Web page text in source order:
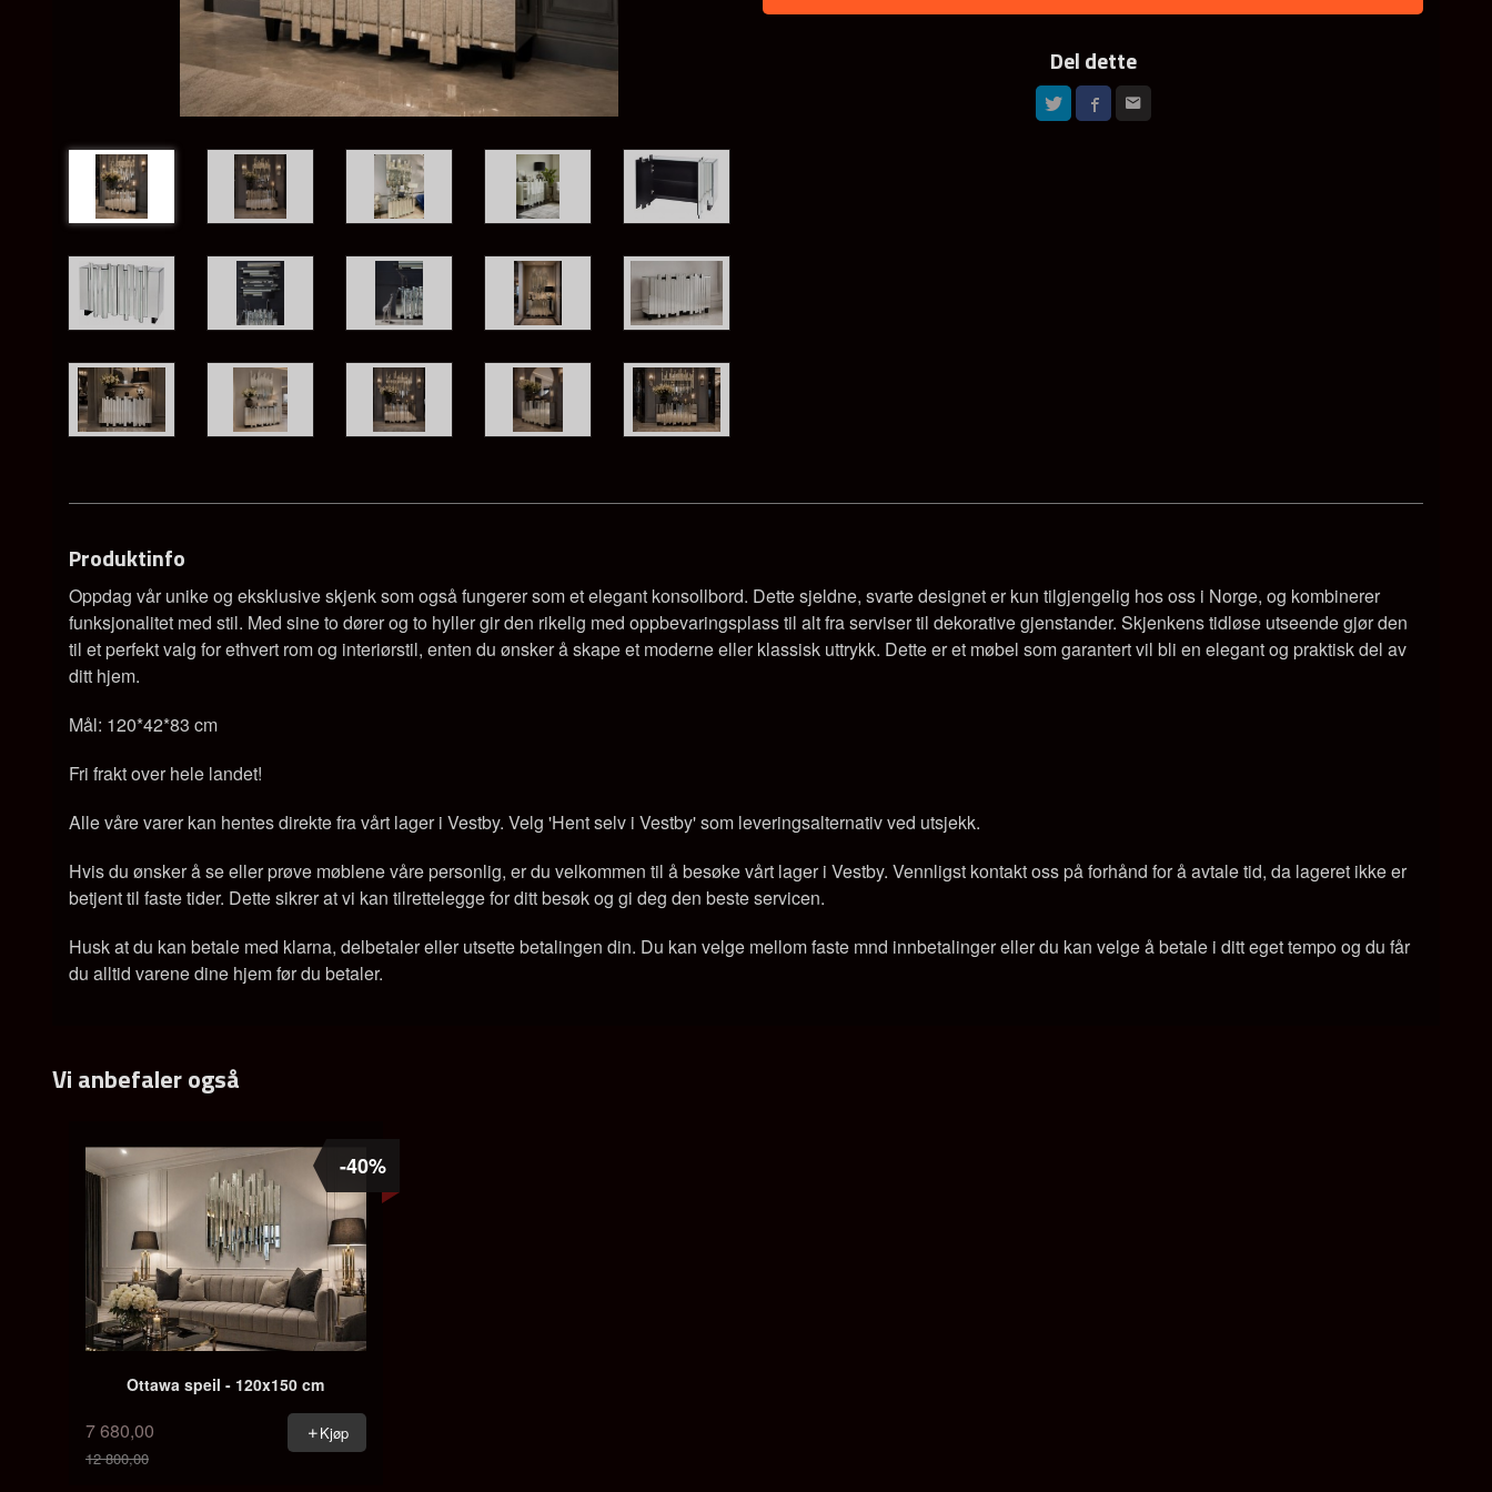
Del dette
Produktinfo
Oppdag vår unike og eksklusive skjenk som også fungerer som et elegant konsollbord. Dette sjeldne, svarte designet er kun tilgjengelig hos oss i Norge, og kombinerer
funksjonalitet med stil. Med sine to dører og to hyller gir den rikelig med oppbevaringsplass til alt fra serviser til dekorative gjenstander. Skjenkens tidløse utseende gjør den
til et perfekt valg for ethvert rom og interiørstil, enten du ønsker å skape et moderne eller klassisk uttrykk. Dette er et møbel som garantert vil bli en elegant og praktisk del av
ditt hjem.
Mål: 120*42*83 cm
Fri frakt over hele landet!
Alle våre varer kan hentes direkte fra vårt lager i Vestby. Velg 'Hent selv i Vestby' som leveringsalternativ ved utsjekk.
Hvis du ønsker å se eller prøve møblene våre personlig, er du velkommen til å besøke vårt lager i Vestby. Vennligst kontakt oss på forhånd for å avtale tid, da lageret ikke er
betjent til faste tider. Dette sikrer at vi kan tilrettelegge for ditt besøk og gi deg den beste servicen.
Husk at du kan betale med klarna, delbetaler eller utsette betalingen din. Du kan velge mellom faste mnd innbetalinger eller du kan velge å betale i ditt eget tempo og du får
du alltid varene dine hjem før du betaler.
Vi anbefaler også
Ottawa speil - 120x150 cm
7 680,00
12 800,00
-40%
Kjøp